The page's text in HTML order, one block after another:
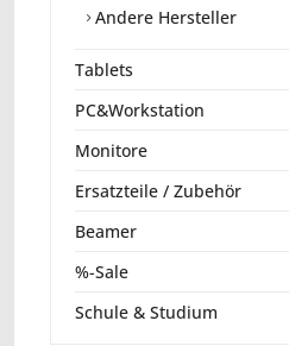
Andere Hersteller
Tablets
PC&Workstation
Monitore
Ersatzteile / Zubehör
Beamer
%-Sale
Schule & Studium